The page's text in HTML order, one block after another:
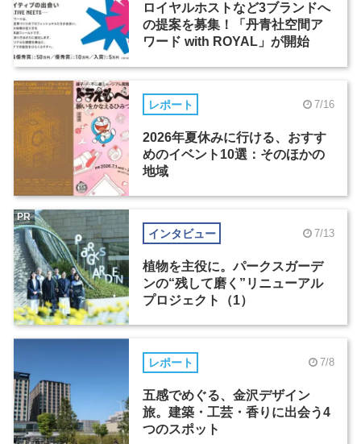
ロイヤルホストなど3ブランドへ
の提案を募集！「丹青社空間ア
ワード with ROYAL」が開始
レポート 7/16
2026年夏休みに行ける、おすす
めのイベント10選：そのほかの
地域
インタビュー 7/13
植物を主役に。パークスガーデ
ンの“残して磨く”リニューアル
プロジェクト（1）
PR
レポート 7/8
五感でめぐる、金沢デザイン
旅。建築・工芸・香りに出会う4
つのスポット